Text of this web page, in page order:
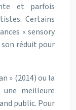
et parfois
Certains
« sensory
son réduit pour
» (2014) ou la
meilleure
public. Pour